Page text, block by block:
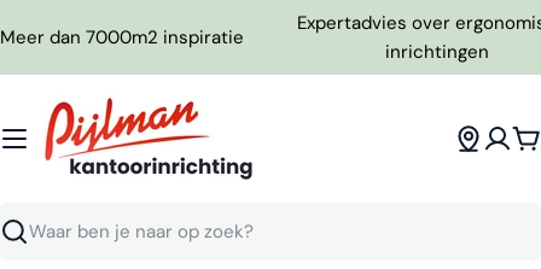
naar
inhoud
Meer dan 7000m2 inspiratie
Expertadvies over
inrichtingen
Zoeken